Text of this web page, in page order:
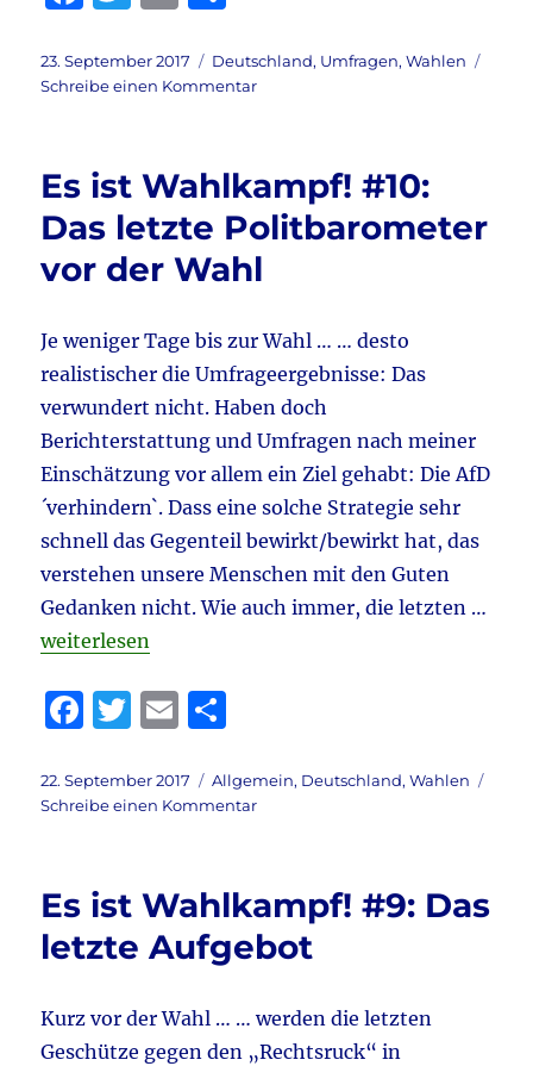
c
e
o
o
k
it
te
ai
l
le
n
Veröffentlicht
am
23. September 2017 Kategorien
Deutschland, Umfragen,Wahlen
Schreibe einen Kommentarzu
24.9.2017:
Ursprünglich
sollte
zum
Wahltag
Es ist Wahlkampf! #10:
Das letzte Politbarometer
vor der Wahl
Je weniger Tage bis zur Wahl … … desto
realistischer die Umfrageergebnisse: Das
verwundert nicht. Haben doch
Berichterstattung und Umfragen nach meiner
Einschätzung vor allem ein Ziel gehabt: Die AfD
´verhindern`. Dass eine solche Strategie sehr
schnell das Gegenteil bewirkt/bewirkt hat, das
verstehen unsere Menschen mit den Guten
Gedanken nicht. Wie auch immer, die letzten …
„Es ist Wahlkampf! #10: Das letzte Politbarometer
weiterlesen
F
c
e
o
o
T
it
te
E
ai
l
le
n
Veröffentlicht
am
22. September 2017 Kategorien
Allgemein, Deutschland,Wahlen
Schreibe einen Kommentarzu
#10:
Das
letzte
der
Wahl
Es ist Wahlkampf! #9: Das
letzte Aufgebot
Kurz vor der Wahl … … werden die letzten
Geschütze gegen den „Rechtsruck“ in